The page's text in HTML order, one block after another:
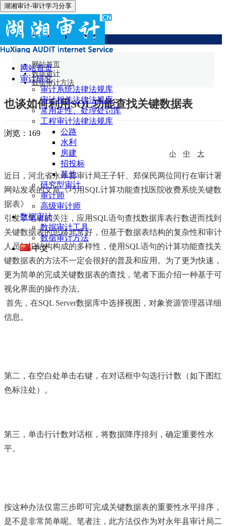
湖湘审计-审计学习分享
网站首页
审计研究
审计系统法律法规库
审计相关法律法规库
常用定性、处理处罚库
工程审计法律法规库
公路
水利
房建
招投标
其他
研究型审计
审计师
高级审计师
数据审计
数据审计工具
数据审计方法
中文
数据审计方法
网站首页
数据审计
数据审计方法
也谈如何利用SQL功能查找关键数据表
浏览： 169
小 中 大
近日，河北省永年县审计局王子轩、郑保民两位同行在审计署
网站发表的文章《巧用SQL计算功能查找医院收费系统关键数
据表》
引发了笔者的关注，应用SQL语句查找数据库表行数进而找到
关键数据表的思路非常好，但基于数据表结构的复杂性和审计
人员知识结构构成的多样性，使用SQL语句的计算功能查找关
键数据表的方法不一定会很好的普及和应用。为了更为快速，
更为简单的完成关键数据表的查找，笔者下面介绍一种基于可
视化界面的操作办法。
首先，在SQL Server数据库中选择视图，对象资源管理器详细
信息。
第二，在空白处单击右键，在对话框中勾选行计数（如下图红
色标注处）。
第三，单击行计数对话框，将数据降序排列，确定重要性水
平。
按这种办法仅需三步即可完成关键数据表的重要性水平排序，
是不是非常简单呢。笔者注，此方法仅作为对永年县审计局二